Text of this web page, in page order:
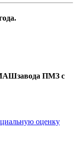
ПМЗ с
оценку